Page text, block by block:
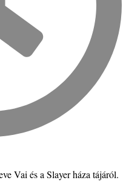
Vai és a Slayer háza tájáról.